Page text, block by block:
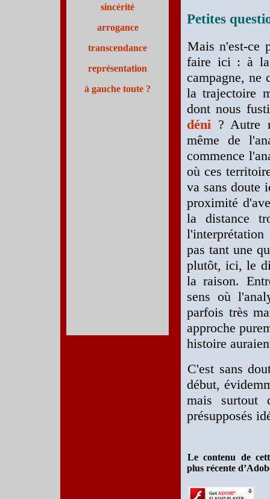
Petites
Mais n'est-ce
faire ici : à la
campagne, ne
la trajectoire
dont nous
déni ? Autre
même de
commence
où ces
va sans doute
proximité
la distance
pas tant une
plutôt, ici, le
la raison.
sens où
parfois très
approche
histoire
C'est sans
début,
mais surtout
présupposés
Le contenu de
plus récente
sincérité
arrogance
transcendance
représentation
à gauche toute ?